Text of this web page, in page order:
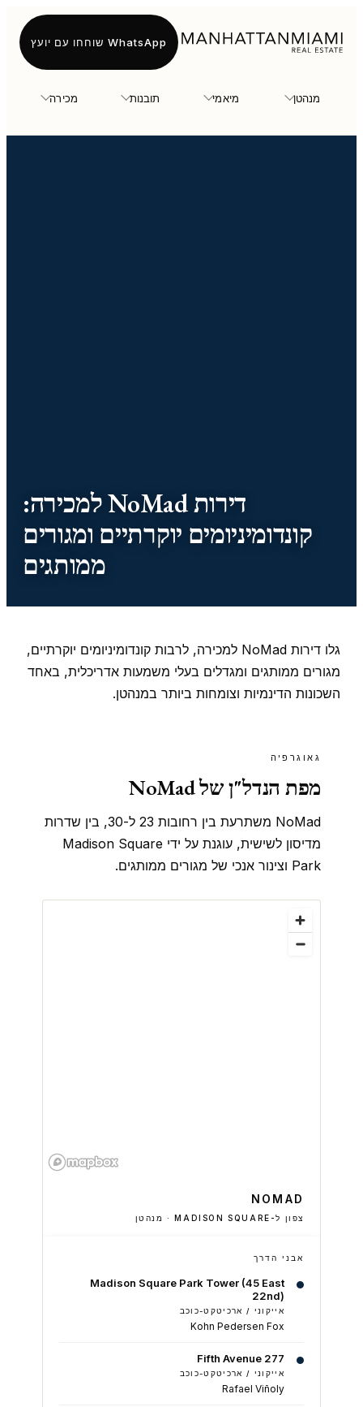
מנהטן מיאמי תובנות מכירה
WhatsApp שוחחו עם יועץ
דירות NoMad למכירה:
קונדומיניומים יוקרתיים ומגורים
ממותגים
גלו דירות NoMad למכירה, לרבות קונדומיניומים יוקרתיים,
מגורים ממותגים ומגדלים בעלי משמעות אדריכלית, באחד
השכונות הדינמיות וצומחות ביותר במנהטן.
גאוגרפיה
מפת הנדל"ן של NoMad
NoMad משתרעת בין רחובות 23 ל-30, בין שדרות
מדיסון לשישית, עוגנת על ידי Madison Square
Park וצינור אנכי של מגורים ממותגים.
NOMAD
צפון ל-MADISON SQUARE · מנהטן
אבני הדרך
Madison Square Park Tower (45 East
22nd)
אייקוני / ארכיטקט-כוכב
Kohn Pedersen Fox
277 Fifth Avenue
אייקוני / ארכיטקט-כוכב
Rafael Viñoly